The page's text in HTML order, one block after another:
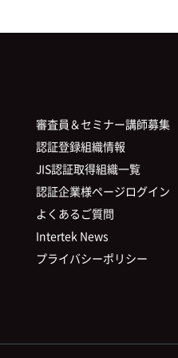
審査員＆セミナー講師募集
認証登録組織情報
JIS認証取得組織一覧
認証企業様ページログイン
よくあるご質問
Intertek News
プライバシーポリシー